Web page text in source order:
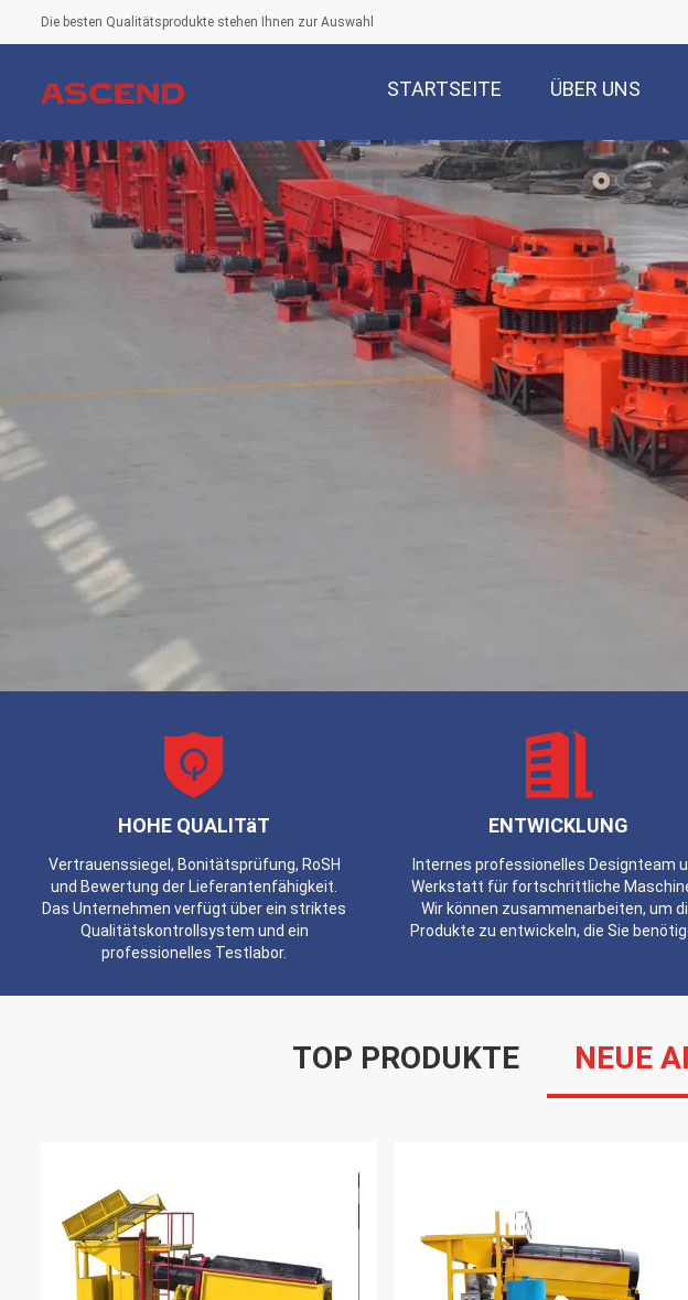
Die besten Qualitätsprodukte stehen Ihnen zur Auswahl
STARTSEITE ÜBER UNS
HOHE QUALITäT
Vertrauenssiegel, Bonitätsprüfung, RoSH
und Bewertung der Lieferantenfähigkeit.
Das Unternehmen verfügt über ein striktes
Qualitätskontrollsystem und ein
professionelles Testlabor.
ENTWICKLUNG
Internes professionelles Designteam
Werkstatt für fortschrittliche
Wir können zusammenarbeiten, um
Produkte zu entwickeln, die Sie
TOP PRODUKTE NEUE